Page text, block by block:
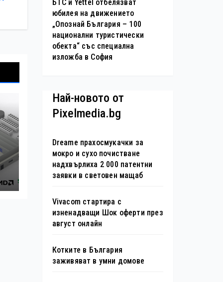
БТС и Yettel отбелязват
юбилея на движението
„Опознай България – 100
национални туристически
обекта“ със специална
изложба в София
Най-новото от
Pixelmedia.bg
Dreame прахосмукачки за
мокро и сухо почистване
надхвърлиха 2 000 патентни
заявки в световен мащаб
Vivacom стартира с
изненадващи Шок оферти през
август онлайн
Котките в България
заживяват в умни домове